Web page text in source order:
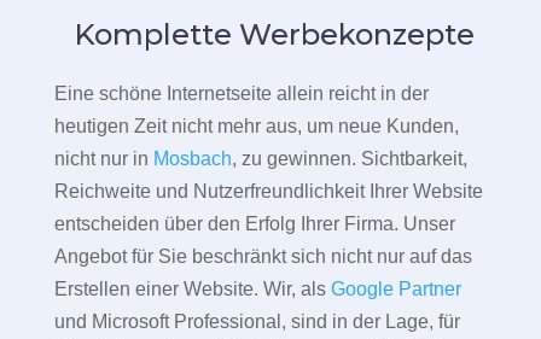
Komplette Werbekonzepte
Eine schöne Internetseite allein reicht in der
heutigen Zeit nicht mehr aus, um neue Kunden,
nicht nur in Mosbach, zu gewinnen. Sichtbarkeit,
Reichweite und Nutzerfreundlichkeit Ihrer Website
entscheiden über den Erfolg Ihrer Firma. Unser
Angebot für Sie beschränkt sich nicht nur auf das
Erstellen einer Website. Wir, als Google Partner
und Microsoft Professional, sind in der Lage, für